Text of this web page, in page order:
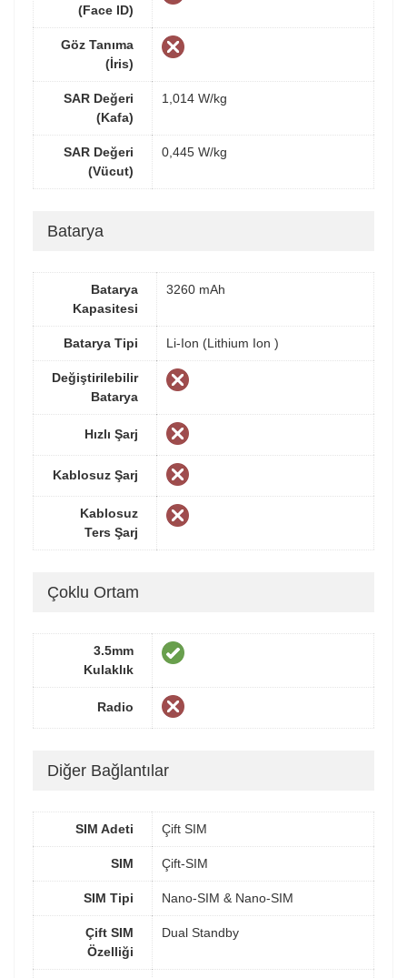
(Face ID)
Göz Tanıma
(İris)
SAR Değeri
(Kafa)
1,014 W/kg
SAR Değeri
(Vücut)
0,445 W/kg
Batarya
Batarya
Kapasitesi
3260 mAh
Batarya Tipi Li-Ion (Lithium Ion )
Değiştirilebilir
Batarya
Hızlı Şarj
Kablosuz Şarj
Kablosuz
Ters Şarj
Çoklu Ortam
3.5mm
Kulaklık
Radio
Diğer Bağlantılar
SIM Adeti Çift SIM
SIM Çift-SIM
SIM Tipi Nano-SIM & Nano-SIM
Çift SIM
Özelliği
Dual Standby